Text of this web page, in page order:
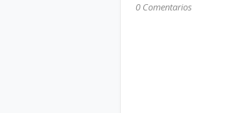
0 Comentarios